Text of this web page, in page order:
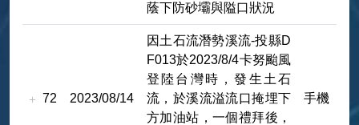
蔭下防砂壩與隘口狀況
72 2023/08/14
因土石流潛勢溪流-投縣D
F013於2023/8/4卡努颱風
登陸台灣時，發生土石
流，於溪流溢流口掩埋下
方加油站，一個禮拜後，
手機